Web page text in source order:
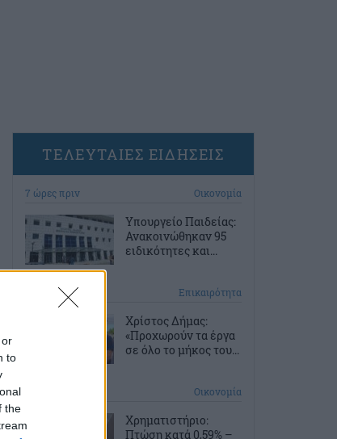
to
the
ΤΕΛΕΥΤΑΙΕΣ ΕΙΔΗΣΕΙΣ
7 ώρες πριν Οικονομία
Υπουργείο Παιδείας:
Ανακοινώθηκαν 95
ειδικότητες και...
8 ώρες πριν Επικαιρότητα
Χρίστος Δήμας:
«Προχωρούν τα έργα
σε όλο το μήκος του...
Οικονομία
Χρηματιστήριο:
Πτώση κατά 0,59% –